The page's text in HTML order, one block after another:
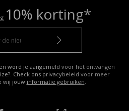
10% korting*
word je aangemeld voor het ontvangen
Check ons privacybeleid voor meer
wij jouw informatie gebruiken.